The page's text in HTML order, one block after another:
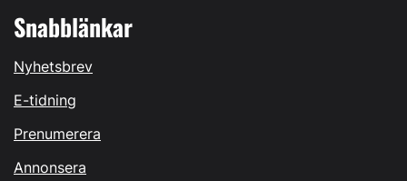
Snabblänkar
Nyhetsbrev
E-tidning
Prenumerera
Annonsera